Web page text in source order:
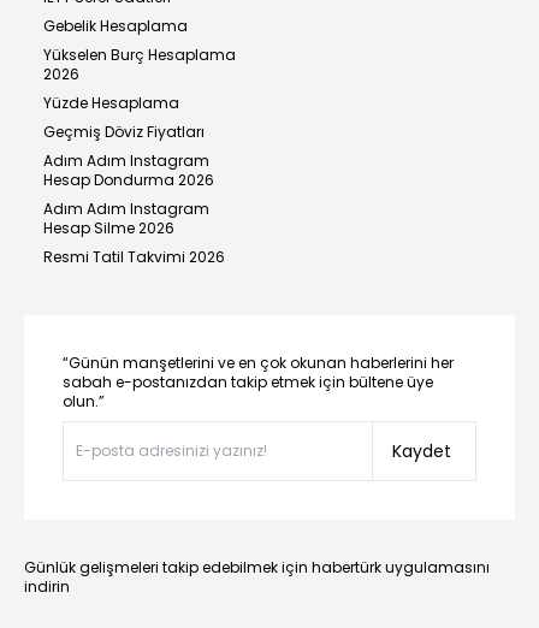
Gebelik Hesaplama
Yükselen Burç Hesaplama
2026
Yüzde Hesaplama
Geçmiş Döviz Fiyatları
Adım Adım Instagram
Hesap Dondurma 2026
Adım Adım Instagram
Hesap Silme 2026
Resmi Tatil Takvimi 2026
“Günün manşetlerini ve en çok okunan haberlerini her
sabah e-postanızdan takip etmek için bültene üye
olun.”
Kaydet
Günlük gelişmeleri takip edebilmek için habertürk uygulamasını
indirin